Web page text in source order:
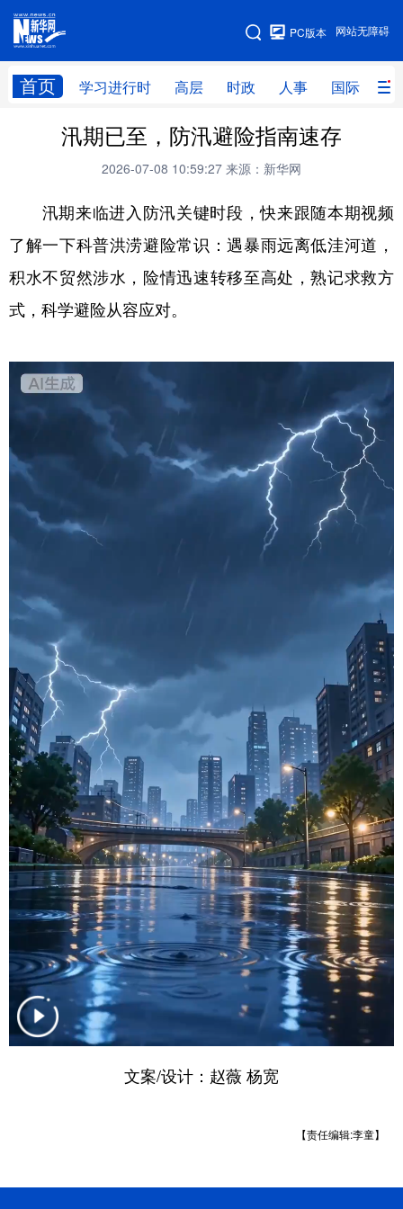
网站无障碍
PC版本
首页 学习进行时 高层 时政 人事 国际 财
网站地图
学习进行时 高层 时政 人事
财经 网评
台湾 思客智库 全球连线 教育
科技 科创 量子 体育
文化 书画 健康 军事
法律 中央文件 金融 汽车
数字经济
溯源中国
能源 会展
悦读
亚太网 上市公司
地方频道
北京 山西
辽宁 上海 江苏
浙江 福建 江西
山东 河南 湖北 湖南
广东 广西 海南 重庆
四川 贵州 云南 西藏
陕西 甘肃 青海 宁夏
新疆 内蒙古 黑龙江
多语种频道
Español Français
汛期已至，防汛避险指南速存
2026-07-08 10:59:27 来源：新华网
汛期来临进入防汛关键时段，快来跟随本期视频
了解一下科普洪涝避险常识：遇暴雨远离低洼河道，
积水不贸然涉水，险情迅速转移至高处，熟记求救方
式，科学避险从容应对。
文案/设计：赵薇 杨宽
【责任编辑:李童】